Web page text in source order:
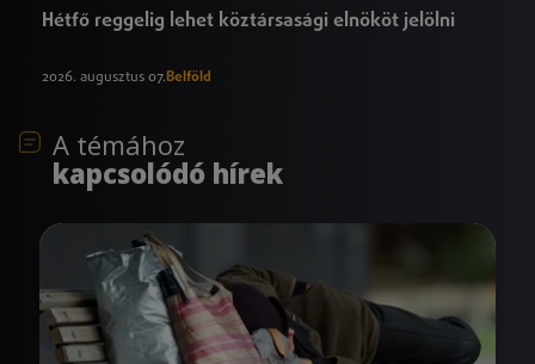
Hétfő reggelig lehet köztársasági elnököt jelölni
2026. augusztus 07.Belföld
A témához
kapcsolódó hírek